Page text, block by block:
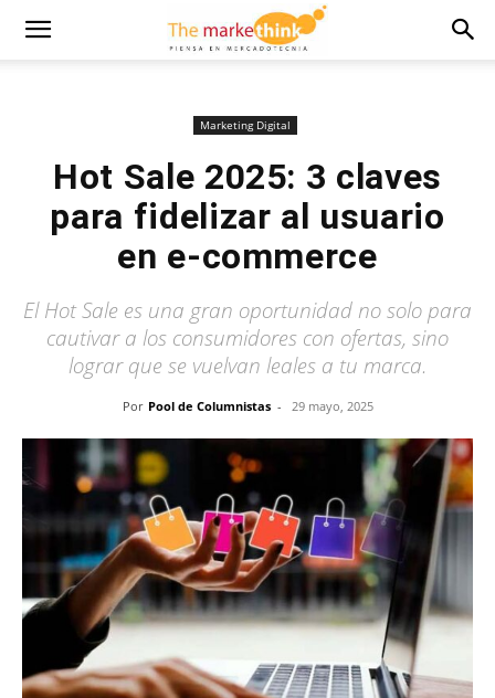
Marketing Digital
Hot Sale 2025: 3 claves
para fidelizar al usuario
en e-commerce
El Hot Sale es una gran oportunidad no solo para
cautivar a los consumidores con ofertas, sino
lograr que se vuelvan leales a tu marca.
Por Pool de Columnistas - 29 mayo, 2025